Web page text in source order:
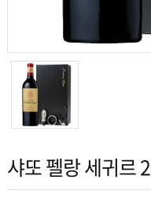
샤또 펠랑 세귀르